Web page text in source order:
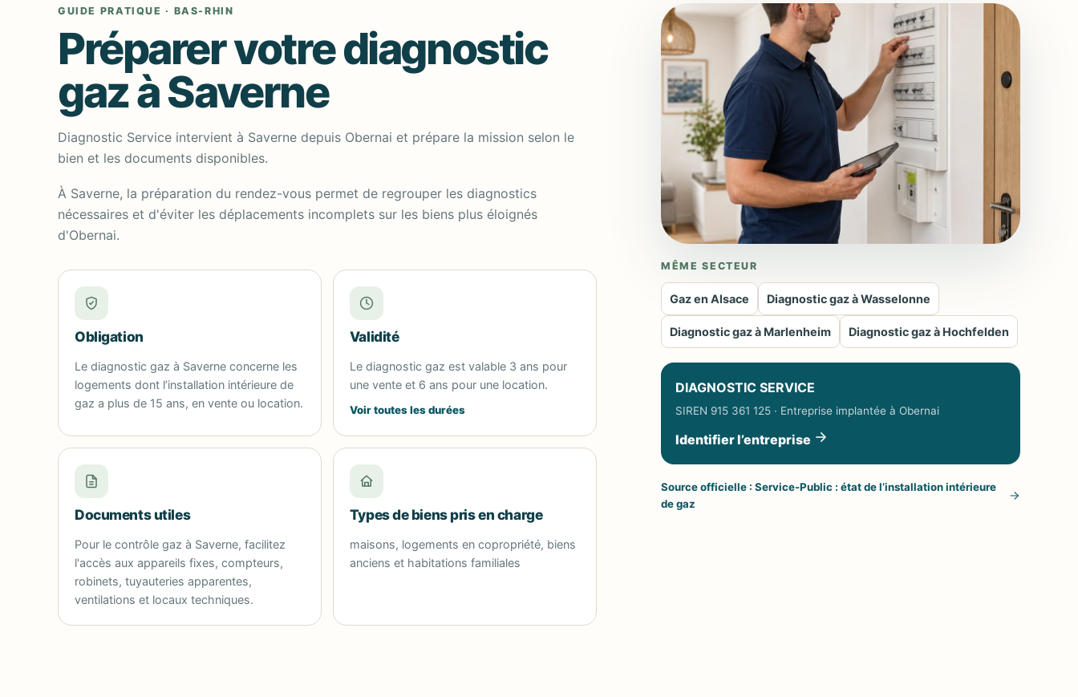
GUIDE PRATIQUE · BAS-RHIN
Préparer votre diagnostic
gaz à Saverne
Diagnostic Service intervient à Saverne depuis Obernai et prépare la mission selon le
bien et les documents disponibles.
À Saverne, la préparation du rendez-vous permet de regrouper les diagnostics
nécessaires et d'éviter les déplacements incomplets sur les biens plus éloignés
d'Obernai.
Obligation
Le diagnostic gaz à Saverne concerne les
logements dont l’installation intérieure de
gaz a plus de 15 ans, en vente ou location.
Validité
Le diagnostic gaz est valable 3 ans pour
une vente et 6 ans pour une location.
Voir toutes les durées
Documents utiles
Pour le contrôle gaz à Saverne, facilitez
l'accès aux appareils fixes, compteurs,
robinets, tuyauteries apparentes,
ventilations et locaux techniques.
Types de biens pris en charge
maisons, logements en copropriété, biens
anciens et habitations familiales
MÊME SECTEUR
Gaz en Alsace Diagnostic gaz à Wasselonne
Diagnostic gaz à Marlenheim Diagnostic gaz à Hochfelden
DIAGNOSTIC SERVICE
SIREN 915 361 125 · Entreprise implantée à Obernai
Identifier l’entreprise
Source officielle : Service-Public : état de l’installation intérieure
de gaz